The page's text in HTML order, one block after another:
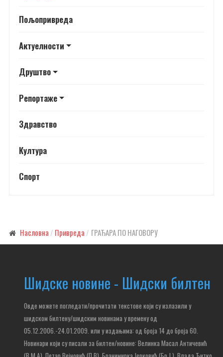
Пољопривреда
Актуелности
Друштво
Репортаже
Здравство
Култура
Спорт
Насловна Привреда ГРАЂАРА ПО НАГОВОРУ
Шидске новине - Шидски билтен
Овде можете погледати/прочитати текстове који су излазили у
шидском билтену/шидским новинама у времену од
05.12.2006.-24.01.2009. или у издањима: од броја 14 до броја 60.
Новинари који су писали за билтен/новине: Велинка Масал Античевић